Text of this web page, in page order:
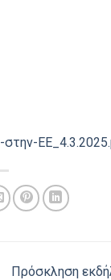
Πρόσκληση